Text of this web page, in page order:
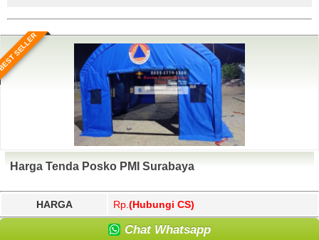
SELLER
Harga Tenda Posko PMI Surabaya
HARGA Rp. (Hubungi CS)
Chat Whatsapp